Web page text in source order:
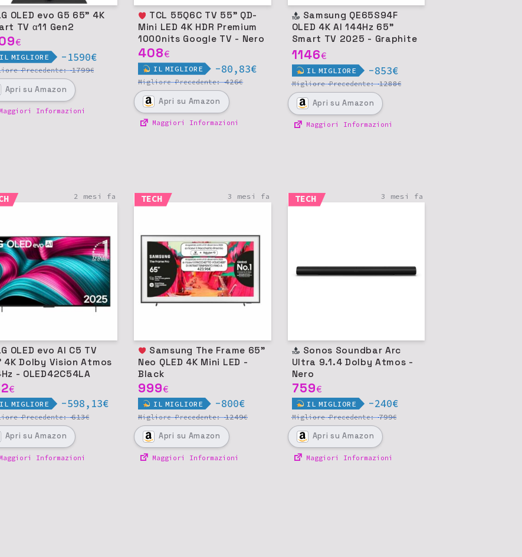
TV α11 Gen2
€
IL MIGLIORE -1590€
Precedente:1799€
Apri su Amazon
Maggiori Informazioni
Mini LED 4K HDR Premium
1000nits Google TV - Nero
408€
IL MIGLIORE -80,83€
MigliorePrecedente:426€
Apri su Amazon
Maggiori Informazioni
OLED 4K AI 144Hz 65"
Smart TV 2025 - Graphite
Black
1146€
IL MIGLIORE -853€
MigliorePrecedente:1288€
Apri su Amazon
Maggiori Informazioni
2 mesi fa
4K Dolby Vision Atmos
- OLED42C54LA
€
IL MIGLIORE -598,13€
Precedente:613€
Apri su Amazon
Maggiori Informazioni
TECH 3 mesi fa
Neo QLED 4K Mini LED -
Black
999€
IL MIGLIORE -800€
MigliorePrecedente:1249€
Apri su Amazon
Maggiori Informazioni
TECH 3 mesi fa
Ultra 9.1.4 Dolby Atmos -
Nero
759€
IL MIGLIORE -240€
MigliorePrecedente:799€
Apri su Amazon
Maggiori Informazioni